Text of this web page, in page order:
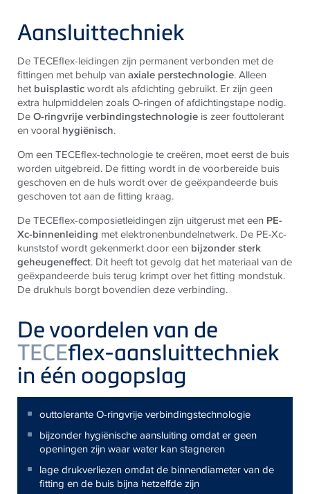
Aansluittechniek
De TECEflex-leidingen zijn permanent verbonden met de
fittingen met behulp vanaxiale perstechnologie. Alleen
hetbuisplasticwordt als afdichting gebruikt. Er zijn geen
extra hulpmiddelen zoals O-ringen of afdichtingstape nodig.
DeO-ringvrije verbindingstechnologie is zeer fouttolerant
en vooral hygiënisch.
Om een ​​TECEflex-technologie te creëren, moet eerst de buis
worden uitgebreid. De fitting wordt in de voorbereide buis
geschoven en de huls wordt over de geëxpandeerde buis
geschoven tot aan de fitting kraag.
De TECEflex-composietleidingen zijn uitgerust met een PE-
Xc-binnenleiding met elektronenbundelnetwerk. De PE-Xc-
kunststof wordt gekenmerkt door een bijzonder sterk
geheugeneffect. Dit heeft tot gevolg dat het materiaal van de
geëxpandeerde buis terug krimpt over het fitting mondstuk.
De drukhuls borgt bovendien deze verbinding.
De voordelen van de
TECEflex-aansluittechniek
in één oogopslag
outtolerante O-ringvrije verbindingstechnologie
bijzonder hygiënische aansluiting omdat er geen
openingen zijn waar water kan stagneren
lage drukverliezen omdat de binnendiameter van de
fitting en de buis bijna hetzelfde zijn